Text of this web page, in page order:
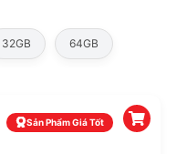
32GB 64GB
Sản Phẩm Giá Tốt